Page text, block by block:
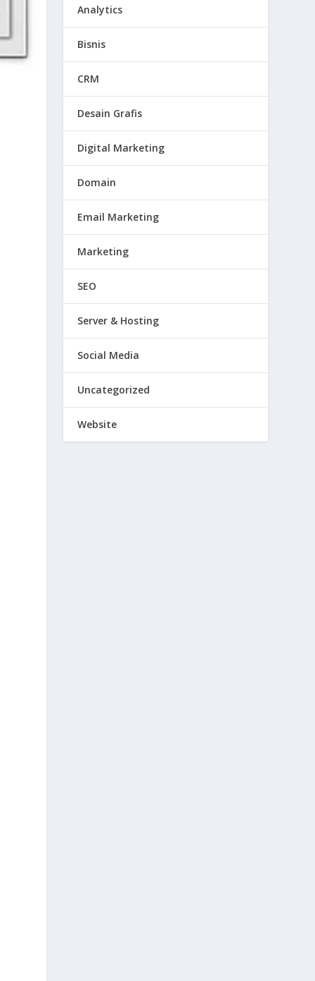
Analytics
Bisnis
CRM
Desain Grafis
Digital Marketing
Domain
Email Marketing
Marketing
SEO
Server & Hosting
Social Media
Uncategorized
Website